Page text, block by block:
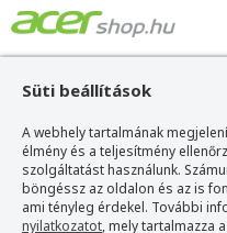
Süti beállítások
A webhely tartalmának
élmény és a teljesítmény
szolgáltatást használunk.
böngéssz az oldalon és az is
ami tényleg érdekel. További
nyilatkozatot, mely tartalmazza
Acer webshop>Kiegészítők>
eszköz/Router>TP-Link TL-M7350
TP-Link TL-
hordozható router